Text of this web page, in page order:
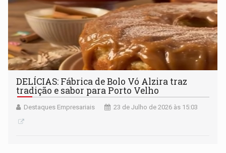
DELÍCIAS: Fábrica de Bolo Vó Alzira traz
tradição e sabor para Porto Velho
Destaques Empresariais 23 de Julho de 2026 às 15:03